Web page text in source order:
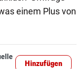
einem Plus von
Hinzufügen